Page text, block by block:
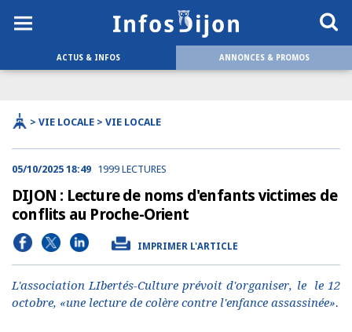
ACTUS & INFOS ANNONCES & PROMOS
> VIE LOCALE > VIE LOCALE
05/10/2025 18:49 1999 LECTURES
DIJON : Lecture de noms d'enfants victimes de
conflits au Proche-Orient
IMPRIMER L'ARTICLE
L'association LIbertés-Culture prévoit d'organiser, le le 12
octobre, «une lecture de colère contre l'enfance assassinée».